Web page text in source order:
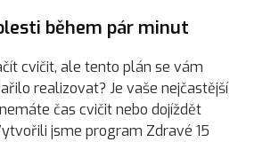
během pár minut
cvičit, ale tento plán se vám
realizovat? Je vaše nejčastější
čas cvičit nebo dojíždět
jsme program Zdravé 15